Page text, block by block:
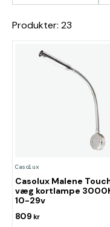
Produkter: 23
Casolux
Casolux Malene
væg kortlampe
10-29v
809 kr